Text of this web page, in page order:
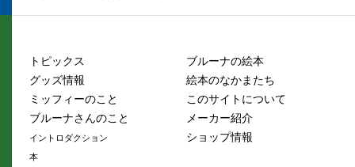
トピックス
グッズ情報
ミッフィーのこと
ブルーナさんのこと
イントロダクション
本
ブルーナの絵本
絵本のなかまたち
このサイトについて
メーカー紹介
ショップ情報